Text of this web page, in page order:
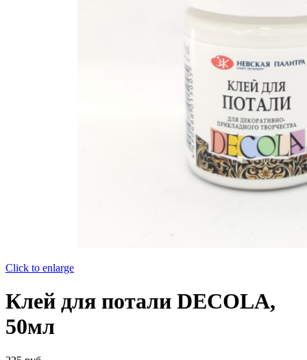
Click to enlarge
Клей для потали DECOLA,
50мл